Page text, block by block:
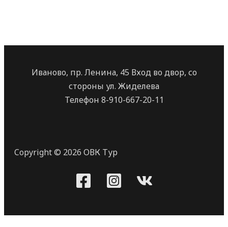
Иваново, пр. Ленина, 45 Вход во двор, со
стороны ул. Жиделева
Телефон 8-910-667-20-11
Copyright © 2026 ОВК Тур